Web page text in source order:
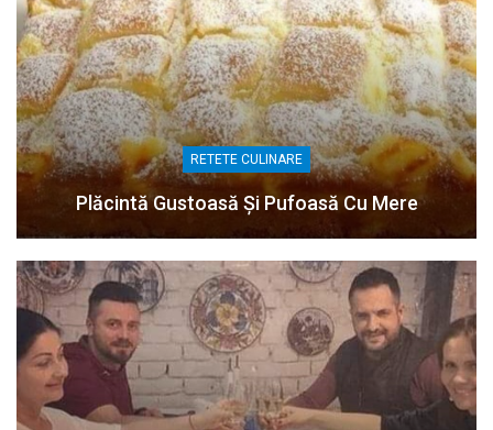
RETETE CULINARE
Plăcintă Gustoasă Și Pufoasă Cu Mere